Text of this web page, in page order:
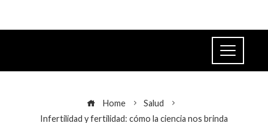
Home
Salud
Infertilidad y fertilidad: cómo la ciencia nos brinda